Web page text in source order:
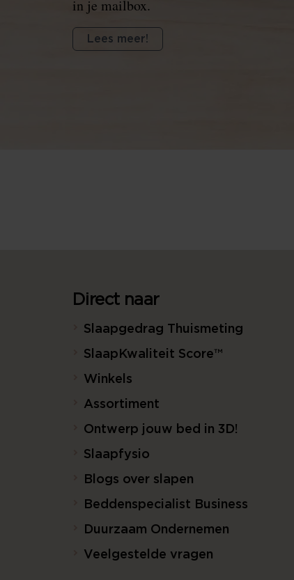
in je mailbox.
Lees meer!
Direct naar
Slaapgedrag Thuismeting
SlaapKwaliteit Score™
Winkels
Assortiment
Ontwerp jouw bed in 3D!
Slaapfysio
Blogs over slapen
Beddenspecialist Business
Duurzaam Ondernemen
Veelgestelde vragen